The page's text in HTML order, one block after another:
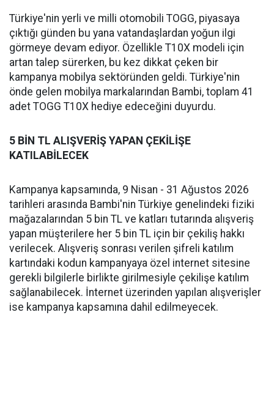
Türkiye'nin yerli ve milli otomobili TOGG, piyasaya
çıktığı günden bu yana vatandaşlardan yoğun ilgi
görmeye devam ediyor. Özellikle T10X modeli için
artan talep sürerken, bu kez dikkat çeken bir
kampanya mobilya sektöründen geldi. Türkiye'nin
önde gelen mobilya markalarından Bambi, toplam 41
adet TOGG T10X hediye edeceğini duyurdu.
5 BİN TL ALIŞVERİŞ YAPAN ÇEKİLİŞE
KATILABİLECEK
Kampanya kapsamında, 9 Nisan - 31 Ağustos 2026
tarihleri arasında Bambi'nin Türkiye genelindeki fiziki
mağazalarından 5 bin TL ve katları tutarında alışveriş
yapan müşterilere her 5 bin TL için bir çekiliş hakkı
verilecek. Alışveriş sonrası verilen şifreli katılım
kartındaki kodun kampanyaya özel internet sitesine
gerekli bilgilerle birlikte girilmesiyle çekilişe katılım
sağlanabilecek. İnternet üzerinden yapılan alışverişler
ise kampanya kapsamına dahil edilmeyecek.